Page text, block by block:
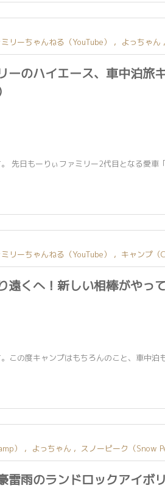
リーちゃんねる（YouTube） , よっちゃん ,
ーのハイエース、車中泊旅
先日もーりぃファミリー2代目となる愛車
リーちゃんねる（YouTube） , キャンプ（
遠くへ！新しい相棒がやっ
この度キャンプはもちろんのこと、車中泊
） , よっちゃん , スノーピーク（Snow
雷雨のランドロックアイボ